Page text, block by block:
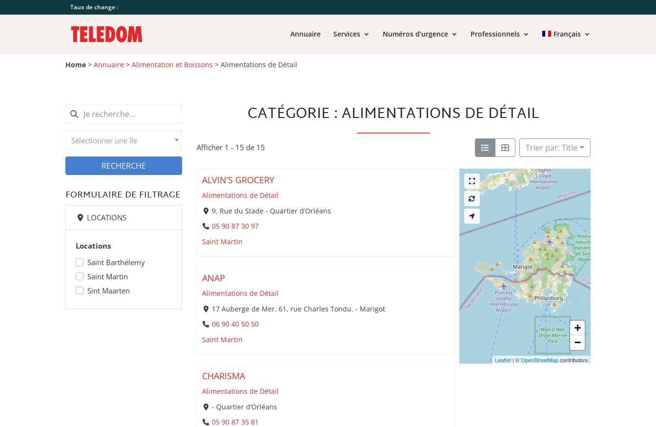
Taux de change :
Annuaire Services Numéros d’urgence Professionnels Français
Home >Annuaire >Alimentation et Boissons >Alimentations de Détail
CATÉGORIE : ALIMENTATIONS DE DÉTAIL
Afficher 1 - 15 de 15 Trier par: Title
ALVIN’S GROCERY
Alimentations de Détail
9, Rue du Stade - Quartier d’Orléans
05 90 87 30 97
Saint Martin
ANAP
Alimentations de Détail
17 Auberge de Mer. 61, rue Charles Tondu. - Marigot
06 90 40 50 50
Saint Martin
CHARISMA
Alimentations de Détail
- Quartier d’Orléans
05 90 87 35 81
+
−
Leaflet| ©OpenStreetMapcontributors
Sélectionner une île
RECHERCHE
FORMULAIRE DE FILTRAGE
LOCATIONS
Locations
Saint Barthélemy
Saint Martin
Sint Maarten